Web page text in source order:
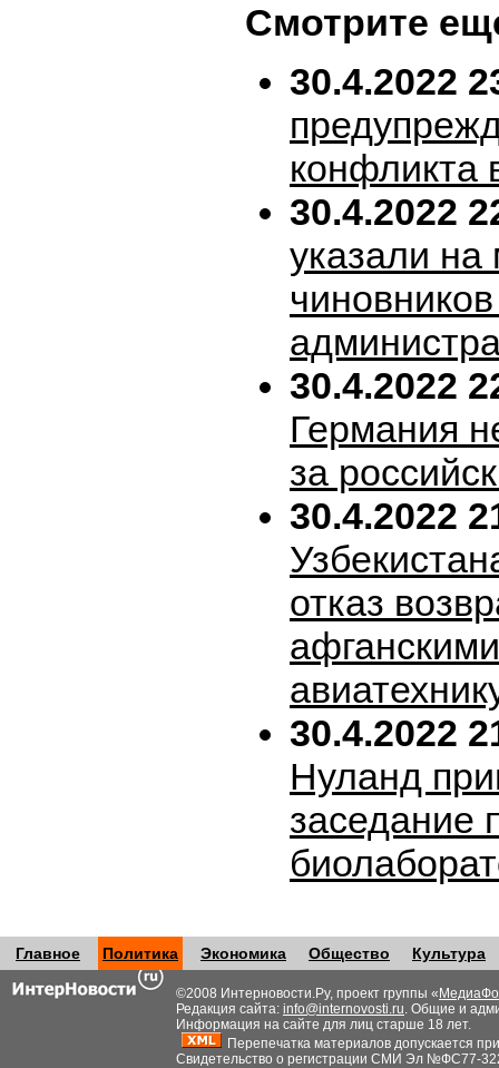
Смотрите
30.4.2022
конфликта
30.4.2022
указали на
30.4.2022
Германия
за
30.4.2022
отказ
30.4.2022
Нуланд
заседание
Главное Политика Экономика Общество Культура
©2008 Интерновости.Ру, проект группы «
Редакция сайта: info@internovosti.ru. Общие и
Информация на сайте для лиц старше 18 лет.
Перепечатка материалов допускается
Свидетельство о регистрации СМИ Эл №ФС77-